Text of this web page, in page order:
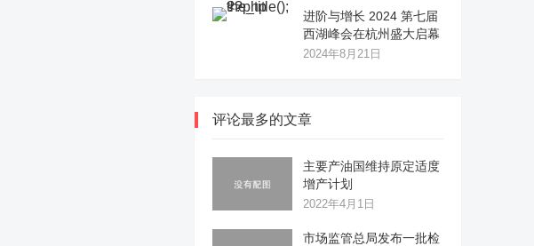
进阶与增长 2024 第七届
西湖峰会在杭州盛大启幕
2024年8月21日
评论最多的文章
主要产油国维持原定适度
增产计划
2022年4月1日
市场监管总局发布一批检